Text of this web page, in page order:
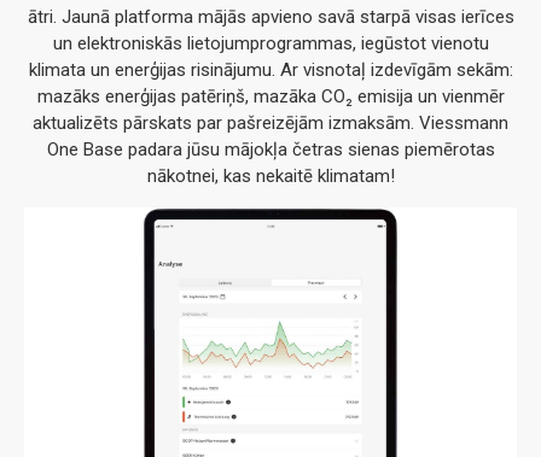
ātri. Jaunā platforma mājās apvieno savā starpā visas ierīces
un elektroniskās lietojumprogrammas, iegūstot vienotu
klimata un enerģijas risinājumu. Ar visnotaļ izdevīgām sekām:
mazāks enerģijas patēriņš, mazāka CO₂ emisija un vienmēr
aktualizēts pārskats par pašreizējām izmaksām. Viessmann
One Base padara jūsu mājokļa četras sienas piemērotas
nākotnei, kas nekaitē klimatam!